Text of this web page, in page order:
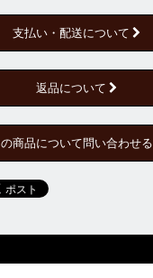
支払い・配送について
返品について
商品について問い合わせる